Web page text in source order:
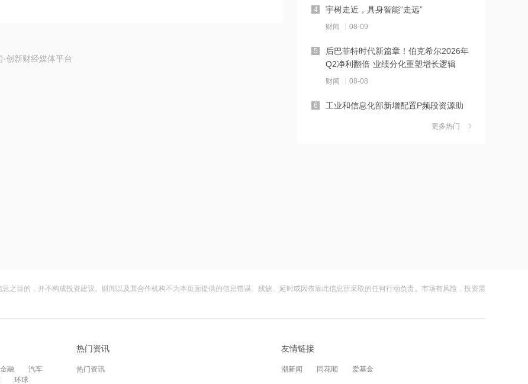
·创新财经媒体平台
13:06
能系统等新能源电源设备的研产销服等
13:01
公司超级电容碳产能多少？元力股份回
宇树走近，具身智能“走远”
财闻 08-09
4
后巴菲特时代新篇章！伯克希尔2026年
Q2净利翻倍 业绩分化重塑增长逻辑
财闻 08-08
5
工业和信息化部新增配置P频段资源助
6
财闻 08-09
更多热门
之目的，并不构成投资建议。财闻以及其合作机构不为本页面提供的信息错误、残缺、延时或因依靠此信息所采取的任何行动负责。市场有风险，投资需
金融
汽车
环球
热门资讯
热门资讯
友情链接
潮新闻 同花顺 爱基金